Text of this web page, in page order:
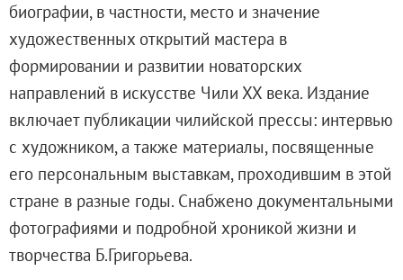
Михайловский дворец
Корпус Бенуа
Михайловский (Инженерный) замок
Мраморный дворец
Строгановский дворец
Домик Петра I
Летний дворец Петра I
Летний сад
Михайловский сад
Западный павильон Михайловского
биографии, в частности, место и значение
художественных открытий мастера в
формировании и развитии новаторских
направлений в искусстве Чили ХХ века. Издание
включает публикации чилийской прессы: интервью
с художником, а также материалы, посвященные
его персональным выставкам, проходившим в этой
стране в разные годы. Снабжено документальными
фотографиями и подробной хроникой жизни и
творчества Б.Григорьева.